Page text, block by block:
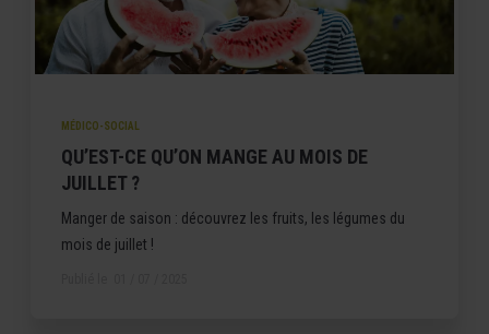
MÉDICO-SOCIAL
QU’EST-CE QU’ON MANGE AU MOIS DE
JUILLET ?
Manger de saison : découvrez les fruits, les légumes du
mois de juillet !